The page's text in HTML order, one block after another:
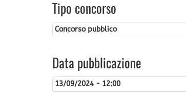
Tipo concorso
Concorso pubblico
Data pubblicazione
13/09/2024 - 12:00